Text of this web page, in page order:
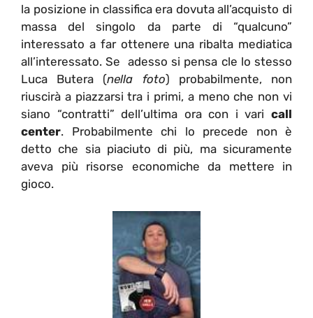
la posizione in classifica era dovuta all’acquisto di
massa del singolo da parte di “qualcuno”
interessato a far ottenere una ribalta mediatica
all’interessato. Se adesso si pensa cle lo stesso
Luca Butera (nella foto) probabilmente, non
riuscirà a piazzarsi tra i primi, a meno che non vi
siano “contratti” dell’ultima ora con i vari call
center. Probabilmente chi lo precede non è
detto che sia piaciuto di più, ma sicuramente
aveva più risorse economiche da mettere in
gioco.